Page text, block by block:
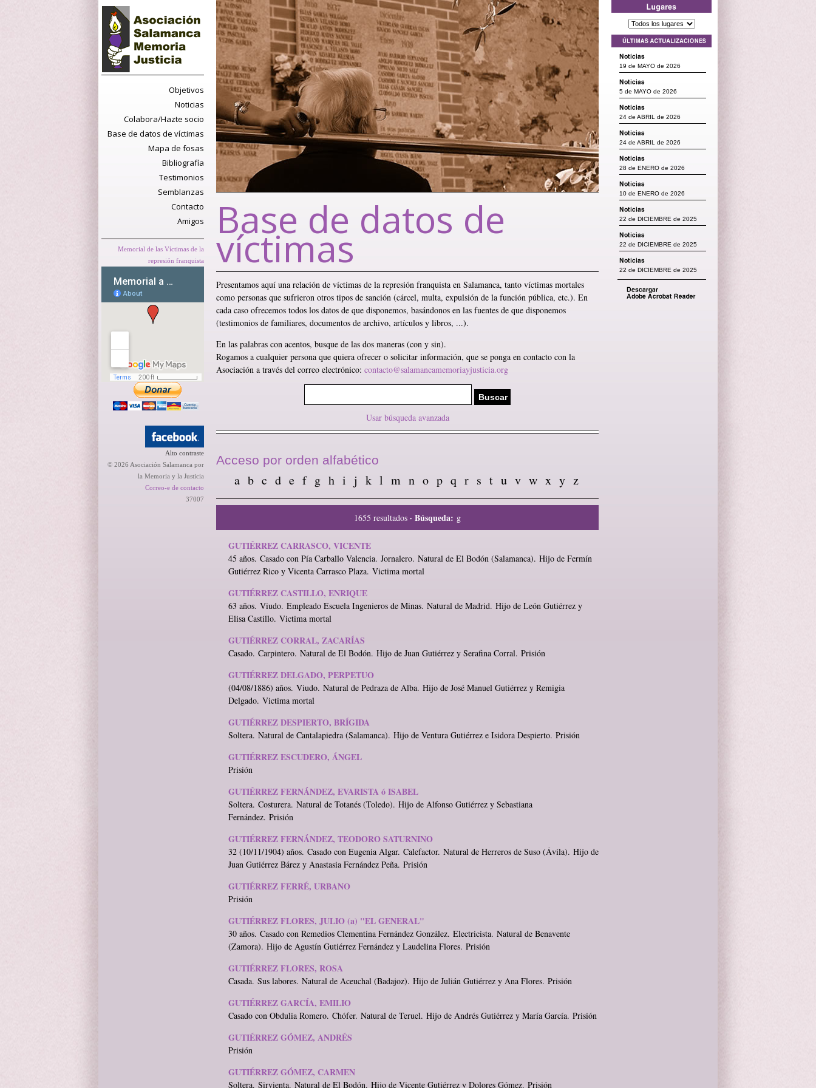
Objetivos
Noticias
Colabora/Hazte socio
Base de datos de víctimas
Mapa de fosas
Bibliografía
Testimonios
Semblanzas
Contacto
Amigos
Memorial de las Víctimas de la
represión franquista
Alto contraste
© 2026 Asociación Salamanca por
la Memoria y la Justicia
Correo-e de contacto
37007
Base de datos de
víctimas
Presentamos aquí una relación de víctimas de la represión franquista en Salamanca, tanto víctimas mortales
como personas que sufrieron otros tipos de sanción (cárcel, multa, expulsión de la función pública, etc.). En
cada caso ofrecemos todos los datos de que disponemos, basándonos en las fuentes de que disponemos
(testimonios de familiares, documentos de archivo, artículos y libros, ...).
En las palabras con acentos, busque de las dos maneras (con y sin).
Rogamos a cualquier persona que quiera ofrecer o solicitar información, que se ponga en contacto con la
Asociación a través del correo electrónico: contacto@salamancamemoriayjusticia.org
Usar búsqueda avanzada
Acceso por orden alfabético
a b c d e f g h i j k l m n o p q r s t u v w x y z
1655 resultados · Búsqueda: g
GUTIÉRREZ CARRASCO, VICENTE
45 años. Casado con Pía Carballo Valencia. Jornalero. Natural de El Bodón (Salamanca). Hijo de Fermín
Gutiérrez Rico y Vicenta Carrasco Plaza. Victima mortal
GUTIÉRREZ CASTILLO, ENRIQUE
63 años. Viudo. Empleado Escuela Ingenieros de Minas. Natural de Madrid. Hijo de León Gutiérrez y
Elisa Castillo. Victima mortal
GUTIÉRREZ CORRAL, ZACARÍAS
Casado. Carpintero. Natural de El Bodón. Hijo de Juan Gutiérrez y Serafina Corral. Prisión
GUTIÉRREZ DELGADO, PERPETUO
(04/08/1886) años. Viudo. Natural de Pedraza de Alba. Hijo de José Manuel Gutiérrez y Remigia
Delgado. Victima mortal
GUTIÉRREZ DESPIERTO, BRÍGIDA
Soltera. Natural de Cantalapiedra (Salamanca). Hijo de Ventura Gutiérrez e Isidora Despierto. Prisión
GUTIÉRREZ ESCUDERO, ÁNGEL
Prisión
GUTIÉRREZ FERNÁNDEZ, EVARISTA ó ISABEL
Soltera. Costurera. Natural de Totanés (Toledo). Hijo de Alfonso Gutiérrez y Sebastiana
Fernández. Prisión
GUTIÉRREZ FERNÁNDEZ, TEODORO SATURNINO
32 (10/11/1904) años. Casado con Eugenia Algar. Calefactor. Natural de Herreros de Suso (Ávila). Hijo de
Juan Gutiérrez Bárez y Anastasia Fernández Peña. Prisión
GUTIÉRREZ FERRÉ, URBANO
Prisión
GUTIÉRREZ FLORES, JULIO (a) "EL GENERAL"
30 años. Casado con Remedios Clementina Fernández González. Electricista. Natural de Benavente
(Zamora). Hijo de Agustín Gutiérrez Fernández y Laudelina Flores. Prisión
GUTIÉRREZ FLORES, ROSA
Casada. Sus labores. Natural de Aceuchal (Badajoz). Hijo de Julián Gutiérrez y Ana Flores. Prisión
GUTIÉRREZ GARCÍA, EMILIO
Casado con Obdulia Romero. Chófer. Natural de Teruel. Hijo de Andrés Gutiérrez y María García. Prisión
GUTIÉRREZ GÓMEZ, ANDRÉS
Prisión
GUTIÉRREZ GÓMEZ, CARMEN
Soltera. Sirvienta. Natural de El Bodón. Hijo de Vicente Gutiérrez y Dolores Gómez. Prisión
19 de MAYO de 2026
5 de MAYO de 2026
24 de ABRIL de 2026
24 de ABRIL de 2026
28 de ENERO de 2026
10 de ENERO de 2026
22 de DICIEMBRE de 2025
22 de DICIEMBRE de 2025
22 de DICIEMBRE de 2025